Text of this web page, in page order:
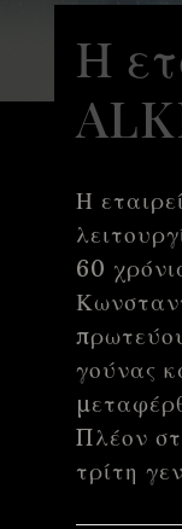
Η
Η
60
γούνας
Πλέον
τρίτη